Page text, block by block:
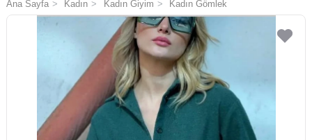
Ana Sayfa Kadın Kadın Giyim Kadın Gömlek